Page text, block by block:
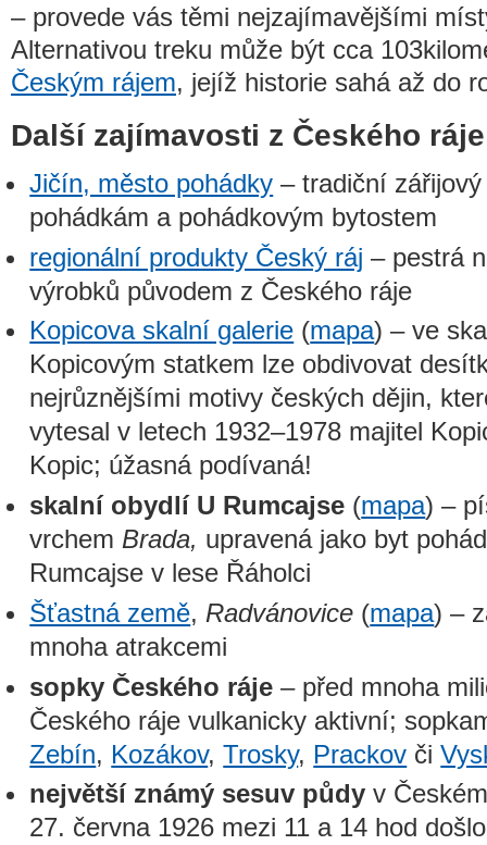
– provede vás těmi nejzajímavějšími
Alternativou treku může být cca
Českým rájem, jejíž historie sahá až do
Další zajímavosti z Českého
Jičín, město pohádky – tradiční
pohádkám a pohádkovým bytostem
regionální produkty Český ráj – pestrá
výrobků původem z Českého ráje
Kopicova skalní galerie (mapa) – ve
Kopicovým statkem lze obdivovat
nejrůznějšími motivy českých dějin,
vytesal v letech 1932–1978 majitel
Kopic; úžasná podívaná!
skalní obydlí U Rumcajse (mapa) –
vrchem Brada, upravená jako byt
Rumcajse v lese Řáholci
Šťastná země, Radvánovice (mapa) –
mnoha atrakcemi
sopky Českého ráje – před mnoha
Českého ráje vulkanicky aktivní;
Zebín, Kozákov,Trosky, Prackov či
největší známý sesuv půdy v
27. června 1926 mezi 11 a 14 hod